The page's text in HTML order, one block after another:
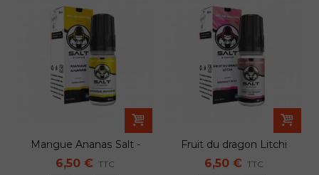
Mangue Ananas Salt -
Lips
6,50 € TTC
Fruit du dragon Litchi
Salt - Lips
6,50 € TTC